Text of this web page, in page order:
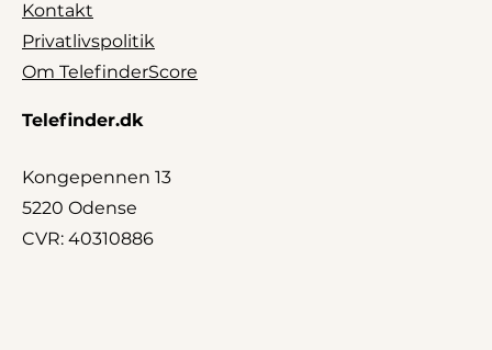
Kontakt
Privatlivspolitik
Om TelefinderScore
Telefinder.dk
Kongepennen 13
5220 Odense
CVR: 40310886